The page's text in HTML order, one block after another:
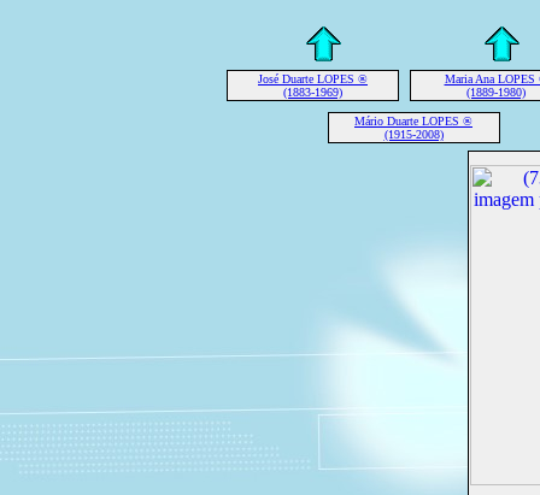
José Duarte LOPES ®
(1883-1969)
Maria Ana LOPES
(1889-1980)
Mário Duarte LOPES ®
(1915-2008)